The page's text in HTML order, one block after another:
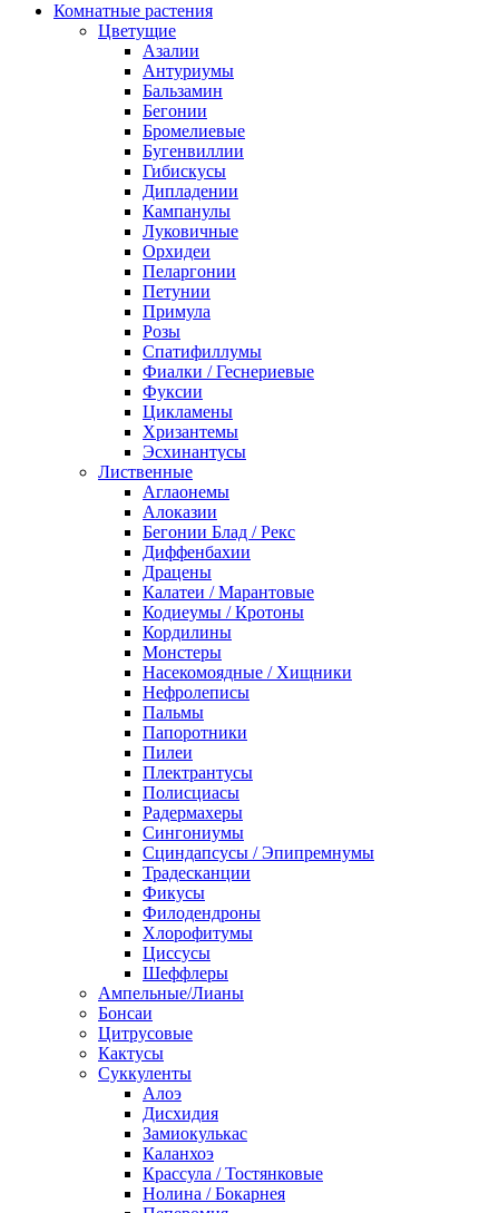
Комнатные растения
Цветущие
Азалии
Антуриумы
Бальзамин
Бегонии
Бромелиевые
Бугенвиллии
Гибискусы
Дипладении
Кампанулы
Луковичные
Орхидеи
Пеларгонии
Петунии
Примула
Розы
Спатифиллумы
Фиалки / Геснериевые
Фуксии
Цикламены
Хризантемы
Эсхинантусы
Лиственные
Аглаонемы
Алоказии
Бегонии Блад / Рекс
Диффенбахии
Драцены
Калатеи / Марантовые
Кодиеумы / Кротоны
Кордилины
Монстеры
Насекомоядные / Хищники
Нефролеписы
Пальмы
Папоротники
Пилеи
Плектрантусы
Полисциасы
Радермахеры
Сингониумы
Сциндапсусы / Эпипремнумы
Традесканции
Фикусы
Филодендроны
Хлорофитумы
Циссусы
Шеффлеры
Ампельные/Лианы
Бонсаи
Цитрусовые
Кактусы
Суккуленты
Алоэ
Дисхидия
Замиокулькас
Каланхоэ
Крассула / Тостянковые
Нолина / Бокарнея